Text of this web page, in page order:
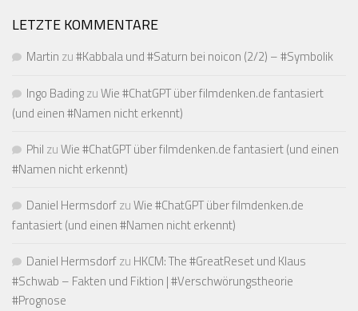
LETZTE KOMMENTARE
Martin zu#Kabbala und #Saturn bei noicon (2/2) – #Symbolik
Ingo BadingzuWie #ChatGPT über filmdenken.de fantasiert
(und einen #Namen nicht erkennt)
Phil zuWie #ChatGPT über filmdenken.de fantasiert (und einen
#Namen nicht erkennt)
Daniel HermsdorfzuWie #ChatGPT über filmdenken.de
fantasiert (und einen #Namen nicht erkennt)
Daniel Hermsdorfzu HKCM: The #GreatReset und Klaus
#Schwab – Fakten und Fiktion | #Verschwörungstheorie
#Prognose